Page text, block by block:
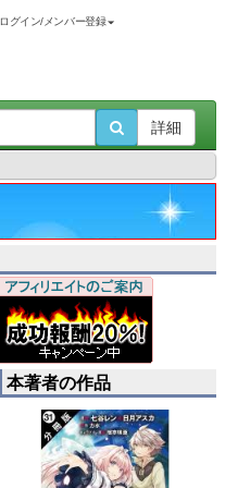
ログイン/メンバー登録
詳細
本著者の作品